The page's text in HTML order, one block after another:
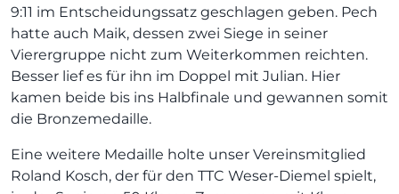
9:11 im Entscheidungssatz geschlagen geben. Pech
hatte auch Maik, dessen zwei Siege in seiner
Vierergruppe nicht zum Weiterkommen reichten.
Besser lief es für ihn im Doppel mit Julian. Hier
kamen beide bis ins Halbfinale und gewannen somit
die Bronzemedaille.
Eine weitere Medaille holte unser Vereinsmitglied
Roland Kosch, der für den TTC Weser-Diemel spielt,